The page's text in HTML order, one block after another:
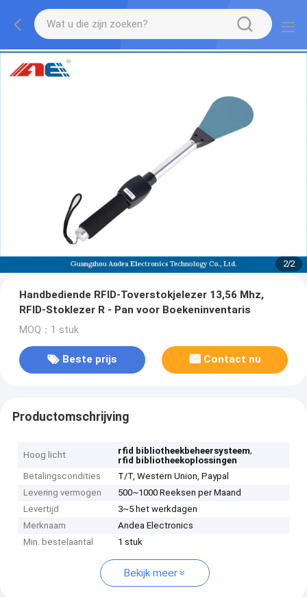
1/2
Handbediende RFID-Toverstokjelezer 13,56 Mhz,
RFID-Stoklezer R - Pan voor Boekeninventaris
MOQ：1 stuk
Beste prijs Contact nu
Productomschrijving
Hoog licht rfid bibliotheekbeheersysteem,
rfid bibliotheekoplossingen
Betalingscondities
T/T, Western Union, Paypal
Levering vermogen
500~1000 Reeksen per Maand
Levertijd
3~5 het werkdagen
Merknaam
Andea Electronics
Min. bestelaantal
1 stuk
Bekijk meer